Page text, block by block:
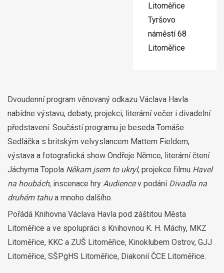
Litoměřice
Tyršovo
náměstí 68
Litoměřice
Dvoudenní program věnovaný odkazu Václava Havla
nabídne výstavu, debaty, projekci, literární večer i divadelní
představení. Součástí programu je beseda Tomáše
Sedláčka s britským velvyslancem Mattem Fieldem,
výstava a fotografická show Ondřeje Němce, literární čtení
Jáchyma Topola Někam jsem to ukryl, projekce filmu Havel
na houbách, inscenace hry Audiencev podání Divadla na
druhém tahua mnoho dalšího.
Pořádá Knihovna Václava Havla pod záštitou Města
Litoměřice a ve spolupráci s Knihovnou K. H. Máchy, MKZ
Litoměřice, KKC a ZUŠ Litoměřice, Kinoklubem Ostrov, GJJ
Litoměřice, SŠPgHS Litoměřice, Diakonií ČCE Litoměřice.